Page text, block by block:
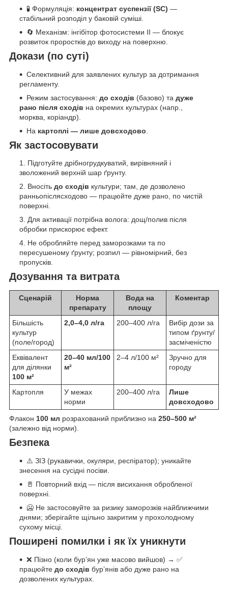
🧪 Формуляція: концентрат суспензії (SC) —
стабільний розподіл у баковій суміші.
🔄 Механізм: інгібітор фотосистеми II — блокує
розвиток проростків до виходу на поверхню.
Докази (по суті)
Селективний для заявлених культур за дотримання
регламенту.
Режим застосування: до сходів (базово) та дуже
рано після сходів на окремих культурах (напр.,
морква, коріандр).
На картоплі — лише довсходово
Як застосовувати
Підготуйте дрібногрудкуватий, вирівняний і
зволожений верхній шар ґрунту.
Вносіть до сходів культури; там, де дозволено
ранньопіслясходово — працюйте дуже рано, по чистій
поверхні.
Для активації потрібна волога: дощ/полив після
обробки прискорює ефект.
Не обробляйте перед заморозками та по
пересушеному ґрунту; розпил — рівномірний, без
пропусків.
Дозування та витрата
Сценарій
Норма
препарату
Вода на
площу
Коментар
Більшість
культур
(поле/город)
2,0–4,0 л/га 200–400 л/га
Вибір дози за
типом ґрунту/
засміченістю
Еквівалент
для ділянки
100 м²
20–40 мл/100
м²
2–4 л/100 м²
Зручно для
городу
Картопля
У межах
норми
200–400 л/га
Лише
довсходово
Флакон 100 мл розрахований приблизно на 250–500 м²
(залежно від норми).
Безпека
⚠️ ЗІЗ (рукавички, окуляри, респіратор); уникайте
знесення на сусідні посіви.
🚪 Повторний вхід — після висихання обробленої
поверхні.
🥶 Не застосовуйте за ризику заморозків найближчими
днями; зберігайте щільно закритим у прохолодному
сухому місці.
Поширені помилки і як їх уникнути
❌ Пізно (коли бур’ян уже масово вийшов) → ✅
працюйте до сходів бур’янів або дуже рано на
дозволених культурах.